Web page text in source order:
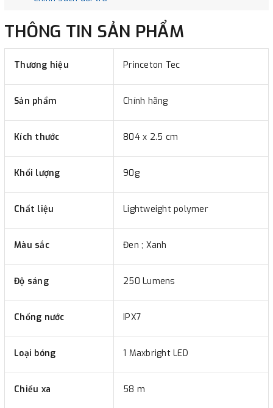
THÔNG TIN SẢN PHẨM
Thương hiệu Princeton Tec
Sản phẩm Chính hãng
Kích thước 804 x 2.5 cm
Khối lượng 90g
Chất liệu Lightweight polymer
Màu sắc Đen ; Xanh
Độ sáng 250 Lumens
Chống nước IPX7
Loại bóng 1 Maxbright LED
Chiếu xa 58 m